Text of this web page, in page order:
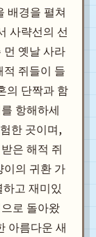
배경을 펼쳐
사략선의 선
먼 옛날 사라
쥐들이 들
의 단짝과 함
항해하세
한 곳이며,
은 해적 쥐
의 귀환 가
고 재미있
로 돌아왔
아름다운 새